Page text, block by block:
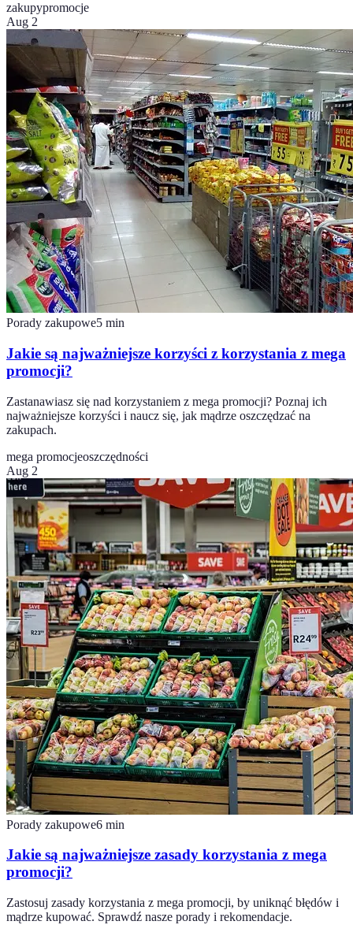
zakupypromocje
Aug 2
Porady zakupowe5 min
Jakie są najważniejsze korzyści z korzystania z mega
promocji?
Zastanawiasz się nad korzystaniem z mega promocji? Poznaj ich
najważniejsze korzyści i naucz się, jak mądrze oszczędzać na
zakupach.
mega promocjeoszczędności
Aug 2
Porady zakupowe6 min
Jakie są najważniejsze zasady korzystania z mega
promocji?
Zastosuj zasady korzystania z mega promocji, by uniknąć błędów i
mądrze kupować. Sprawdź nasze porady i rekomendacje.